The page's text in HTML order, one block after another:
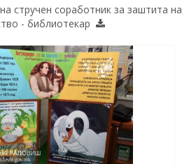
стручен соработник за заштита на
- библиотекар